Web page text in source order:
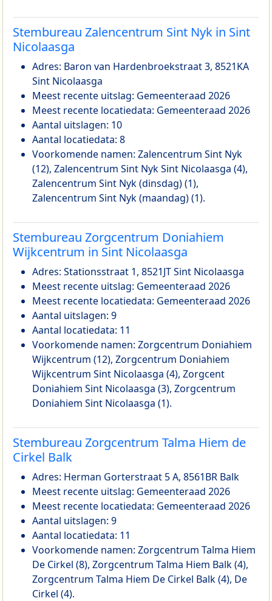
Stembureau Zalencentrum Sint Nyk in Sint
Nicolaasga
Adres: Baron van Hardenbroekstraat 3, 8521KA
Sint Nicolaasga
Meest recente uitslag: Gemeenteraad 2026
Meest recente locatiedata: Gemeenteraad 2026
Aantal uitslagen: 10
Aantal locatiedata: 8
Voorkomende namen: Zalencentrum Sint Nyk
(12), Zalencentrum Sint Nyk Sint Nicolaasga (4),
Zalencentrum Sint Nyk (dinsdag) (1),
Zalencentrum Sint Nyk (maandag) (1).
Stembureau Zorgcentrum Doniahiem
Wijkcentrum in Sint Nicolaasga
Adres: Stationsstraat 1, 8521JT Sint Nicolaasga
Meest recente uitslag: Gemeenteraad 2026
Meest recente locatiedata: Gemeenteraad 2026
Aantal uitslagen: 9
Aantal locatiedata: 11
Voorkomende namen: Zorgcentrum Doniahiem
Wijkcentrum (12), Zorgcentrum Doniahiem
Wijkcentrum Sint Nicolaasga (4), Zorgcent
Doniahiem Sint Nicolaasga (3), Zorgcentrum
Doniahiem Sint Nicolaasga (1).
Stembureau Zorgcentrum Talma Hiem de
Cirkel Balk
Adres: Herman Gorterstraat 5 A, 8561BR Balk
Meest recente uitslag: Gemeenteraad 2026
Meest recente locatiedata: Gemeenteraad 2026
Aantal uitslagen: 9
Aantal locatiedata: 11
Voorkomende namen: Zorgcentrum Talma Hiem
De Cirkel (8), Zorgcentrum Talma Hiem Balk (4),
Zorgcentrum Talma Hiem De Cirkel Balk (4), De
Cirkel (4).